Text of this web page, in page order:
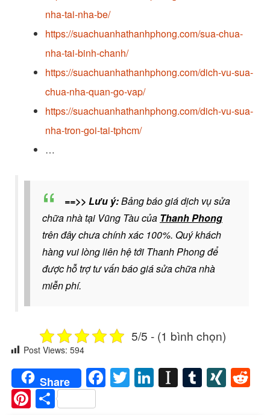
nha-tai-nha-be/
https://suachuanhathanhphong.com/sua-chua-
nha-tai-binh-chanh/
https://suachuanhathanhphong.com/dich-vu-sua-
chua-nha-quan-go-vap/
https://suachuanhathanhphong.com/dich-vu-sua-
nha-tron-goi-tai-tphcm/
…
==>> Lưu ý:Bảng báo giá dịch vụ sửa
chữa nhà tại Vũng Tàu của Thanh Phong
trên đây chưa chính xác 100%. Quý khách
hàng vui lòng liên hệ tới Thanh Phong để
đượchỗ trợ tư vấn báo giá sửa chữa nhà
miễn phí.
5/5 - (1 bình chọn)
Post Views: 594
Share Facebook
Twitter
LinkedIn
Instapaper
Tumblr
Pinterest
Share